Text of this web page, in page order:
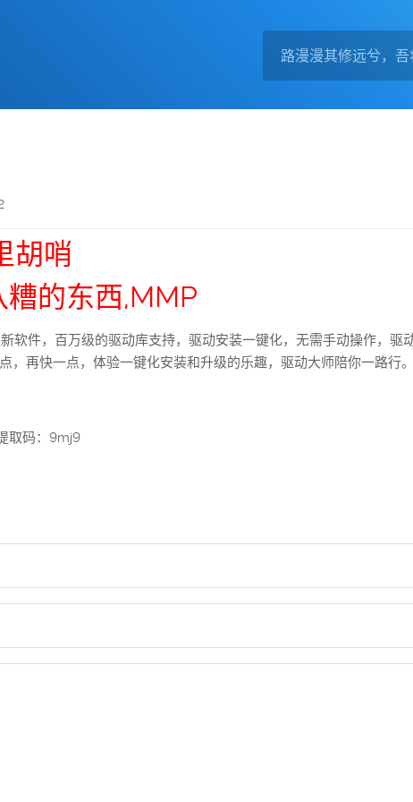
胡哨
的东西,MMP
软件，百万级的驱动库支持，驱动安装一键化，无需手动操作，驱
再快一点，体验一键化安装和升级的乐趣，驱动大师陪你一路行。
取码：9mj9